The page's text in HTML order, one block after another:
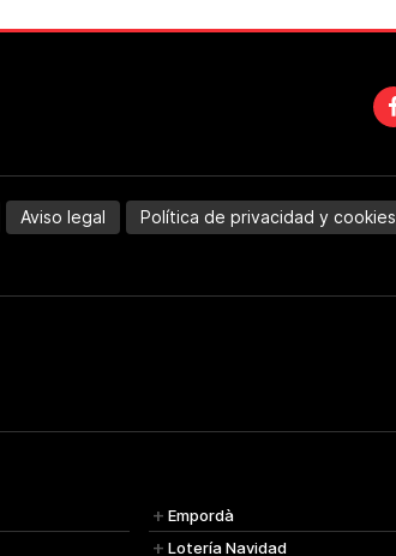
Aviso legal
Política de privacidad y cookies
Empordà
Lotería Navidad